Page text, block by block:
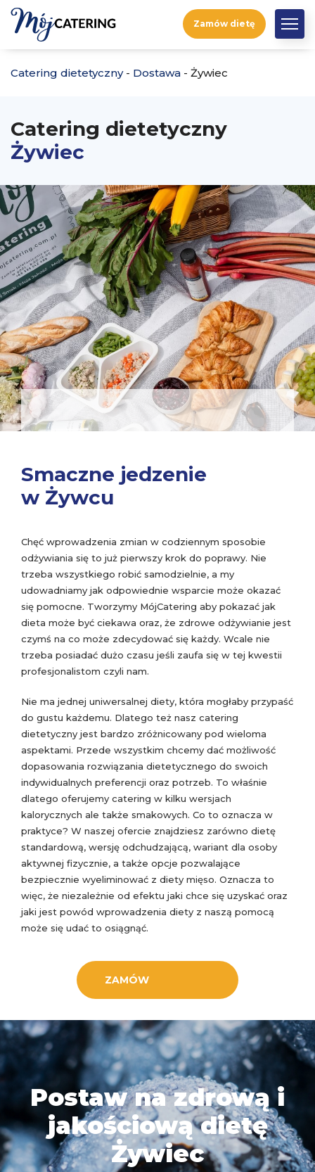
Zamów dietę
Catering dietetyczny- Dostawa - Żywiec
Catering dietetyczny
Żywiec
Smaczne jedzenie
w Żywcu
Chęć wprowadzenia zmian w codziennym sposobie
odżywiania się to już pierwszy krok do poprawy. Nie
trzeba wszystkiego robić samodzielnie, a my
udowadniamy jak odpowiednie wsparcie może okazać
się pomocne. Tworzymy MójCatering aby pokazać jak
dieta może być ciekawa oraz, że zdrowe odżywianie jest
czymś na co może zdecydować się każdy. Wcale nie
trzeba posiadać dużo czasu jeśli zaufa się w tej kwestii
profesjonalistom czyli nam.
Nie ma jednej uniwersalnej diety, która mogłaby przypaść
do gustu każdemu. Dlatego też nasz catering
dietetyczny jest bardzo zróżnicowany pod wieloma
aspektami. Przede wszystkim chcemy dać możliwość
dopasowania rozwiązania dietetycznego do swoich
indywidualnych preferencji oraz potrzeb. To właśnie
dlatego oferujemy catering w kilku wersjach
kalorycznych ale także smakowych. Co to oznacza w
praktyce? W naszej ofercie znajdziesz zarówno dietę
standardową, wersję odchudzającą, wariant dla osoby
aktywnej fizycznie, a także opcje pozwalające
bezpiecznie wyeliminować z diety mięso. Oznacza to
więc, że niezależnie od efektu jaki chce się uzyskać oraz
jaki jest powód wprowadzenia diety z naszą pomocą
może się udać to osiągnąć.
ZAMÓW
Postaw na zdrową i
jakościową dietę
Żywiec